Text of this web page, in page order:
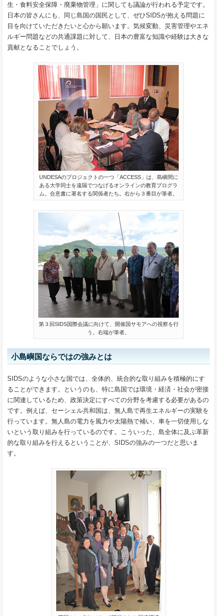
生・食料安全保障・廃棄物管理」に関しても議論が行われる予定です。
日本の皆さんにも、同じ島国の国民として、ぜひSIDSが抱える問題に
目を向けていただきたいと心から願います。気候変動、災害管理やエネ
ルギー問題などの共通課題に対して、日本の豊富な知識や経験は大きな
貢献となることでしょう。
UNDESAのプロジェクトの一つ「ACCESS」は、島嶼間に
ある大学同士を遠隔でつなげるオンラインの教育プログラ
ム。合意書に署名する関係者たち。右から３番目が筆者。
第３回SIDS国際会議に向けて、開催国サモアへの視察を行
う。右端が筆者。
小島嶼国ならではの強みとは
SIDSのような小さな国では、全体的、統合的な取り組みを積極的にす
ることができます。というのも、特に島国では環境・経済・社会が密接
に関連しているため、政策決定にすべての分野を考慮する必要があるの
です。例えば、セーシェル共和国は、無人島で再生エネルギーの実験を
行っています。無人島の電力を風力や太陽熱で補い、車を一切使用しな
いという取り組みを行っているのです。こういった、島全体に及ぶ革新
的な取り組みを行えるということが、SIDSの強みの一つだと思いま
す。